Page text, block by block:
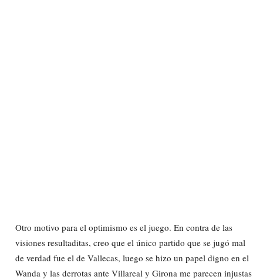
Otro motivo para el optimismo es el juego. En contra de las
visiones resultaditas, creo que el único partido que se jugó mal
de verdad fue el de Vallecas, luego se hizo un papel digno en el
Wanda y las derrotas ante Villareal y Girona me parecen injustas